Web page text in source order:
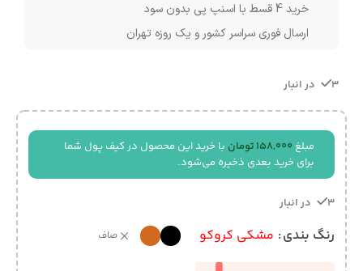
خرید 4 قسط با اسنپ پی بدون سود
ارسال فوری سراسر کشور و یک روزه تهران
3 در انبار
مبلغ 158,000 تومان با خرید این محصول در کیف پول شما
برای خرید بعدی ذخیره می‌شود.
3 در انبار
رنگ بندی مشکی کروکو صاف